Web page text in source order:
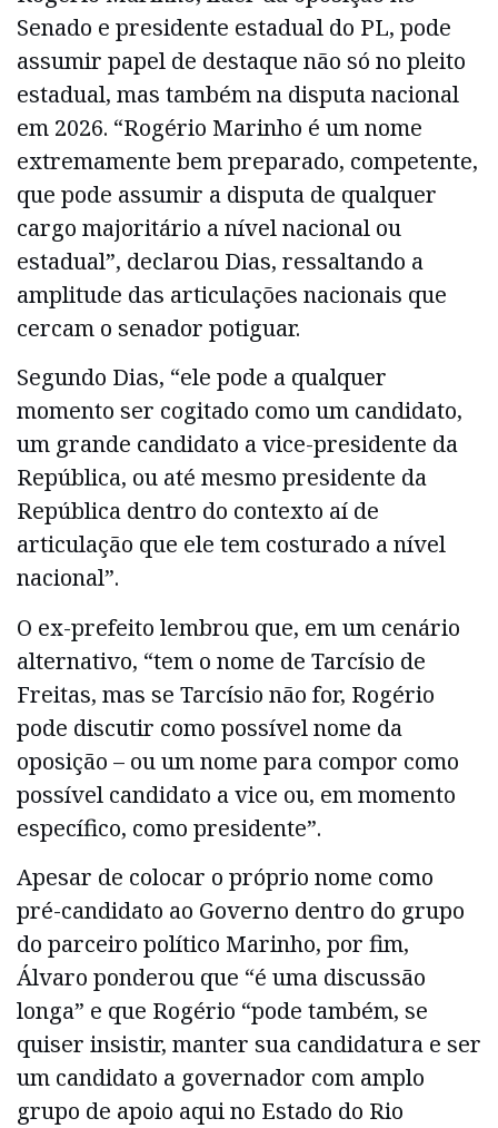
Senado e presidente estadual do PL, pode
assumir papel de destaque não só no pleito
estadual, mas também na disputa nacional
em 2026. “Rogério Marinho é um nome
extremamente bem preparado, competente,
que pode assumir a disputa de qualquer
cargo majoritário a nível nacional ou
estadual”, declarou Dias, ressaltando a
amplitude das articulações nacionais que
cercam o senador potiguar.
Segundo Dias, “ele pode a qualquer
momento ser cogitado como um candidato,
um grande candidato a vice-presidente da
República, ou até mesmo presidente da
República dentro do contexto aí de
articulação que ele tem costurado a nível
nacional”.
O ex-prefeito lembrou que, em um cenário
alternativo, “tem o nome de Tarcísio de
Freitas, mas se Tarcísio não for, Rogério
pode discutir como possível nome da
oposição – ou um nome para compor como
possível candidato a vice ou, em momento
específico, como presidente”.
Apesar de colocar o próprio nome como
pré-candidato ao Governo dentro do grupo
do parceiro político Marinho, por fim,
Álvaro ponderou que “é uma discussão
longa” e que Rogério “pode também, se
quiser insistir, manter sua candidatura e ser
um candidato a governador com amplo
grupo de apoio aqui no Estado do Rio